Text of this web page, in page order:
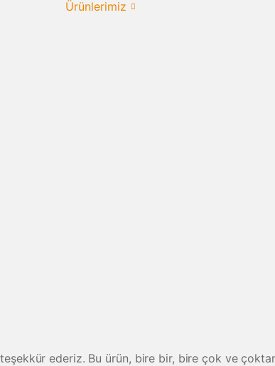
Ürünlerimiz
teşekkür ederiz. Bu ürün, bire bir, bire çok ve